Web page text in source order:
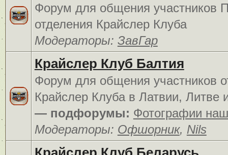
Форум для общения участников
отделения Крайслер Клуба
Модераторы: ЗавГар
Крайслер Клуб Балтия
Форум для общения участников
Крайслер Клуба в Латвии, Литве
— подфорумы: Фотографии
Модераторы: Офшорник, Nils